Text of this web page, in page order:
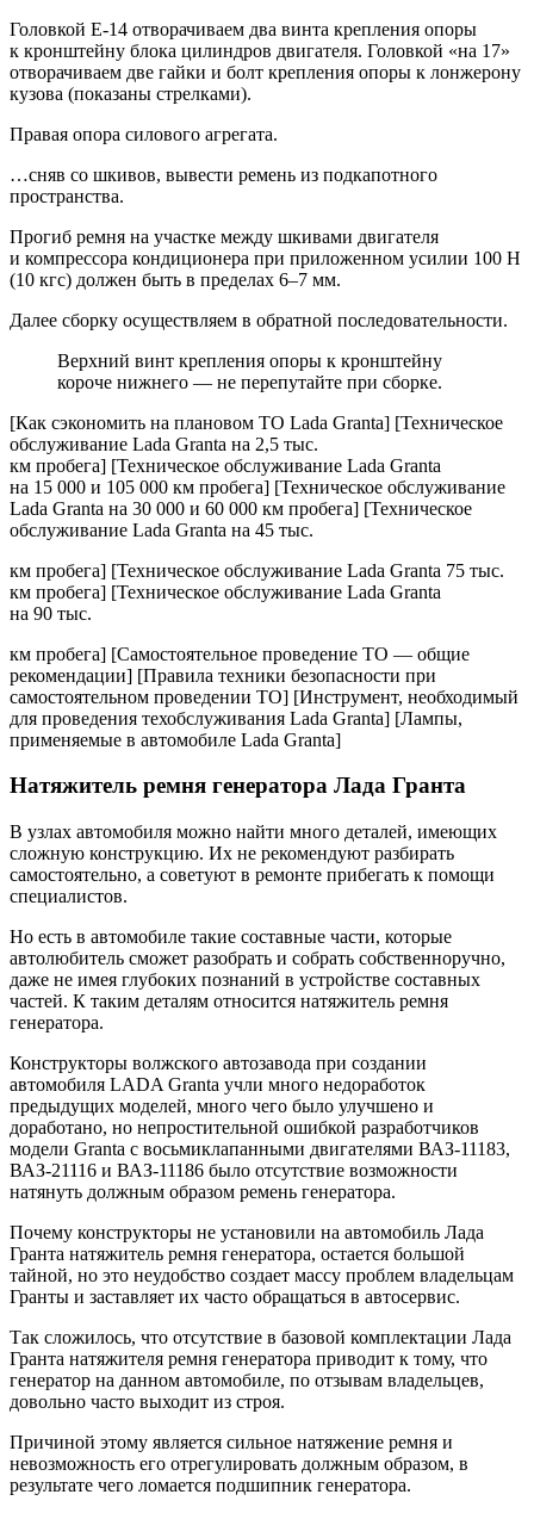
Головкой Е-14 отворачиваем два винта крепления опоры
к кронштейну блока цилиндров двигателя. Головкой «на 17»
отворачиваем две гайки и болт крепления опоры к лонжерону
кузова (показаны стрелками).
Правая опора силового агрегата.
…сняв со шкивов, вывести ремень из подкапотного
пространства.
Прогиб ремня на участке между шкивами двигателя
и компрессора кондиционера при приложенном усилии 100 Н
(10 кгс) должен быть в пределах 6–7 мм.
Далее сборку осуществляем в обратной последовательности.
Верхний винт крепления опоры к кронштейну
короче нижнего — не перепутайте при сборке.
[Как сэкономить на плановом ТО Lada Granta] [Техническое
обслуживание Lada Granta на 2,5 тыс.
км пробега] [Техническое обслуживание Lada Granta
на 15 000 и 105 000 км пробега] [Техническое обслуживание
Lada Granta на 30 000 и 60 000 км пробега] [Техническое
обслуживание Lada Granta на 45 тыс.
км пробега] [Техническое обслуживание Lada Granta 75 тыс.
км пробега] [Техническое обслуживание Lada Granta
на 90 тыс.
км пробега] [Самостоятельное проведение ТО — общие
рекомендации] [Правила техники безопасности при
самостоятельном проведении ТО] [Инструмент, необходимый
для проведения техобслуживания Lada Granta] [Лампы,
применяемые в автомобиле Lada Granta]
Натяжитель ремня генератора Лада Гранта
В узлах автомобиля можно найти много деталей, имеющих
сложную конструкцию. Их не рекомендуют разбирать
самостоятельно, а советуют в ремонте прибегать к помощи
специалистов.
Но есть в автомобиле такие составные части, которые
автолюбитель сможет разобрать и собрать собственноручно,
даже не имея глубоких познаний в устройстве составных
частей. К таким деталям относится натяжитель ремня
генератора.
Конструкторы волжского автозавода при создании
автомобиля LADA Granta учли много недоработок
предыдущих моделей, много чего было улучшено и
доработано, но непростительной ошибкой разработчиков
модели Granta с восьмиклапанными двигателями ВАЗ-11183,
ВАЗ-21116 и ВАЗ-11186 было отсутствие возможности
натянуть должным образом ремень генератора.
Почему конструкторы не установили на автомобиль Лада
Гранта натяжитель ремня генератора, остается большой
тайной, но это неудобство создает массу проблем владельцам
Гранты и заставляет их часто обращаться в автосервис.
Так сложилось, что отсутствие в базовой комплектации Лада
Гранта натяжителя ремня генератора приводит к тому, что
генератор на данном автомобиле, по отзывам владельцев,
довольно часто выходит из строя.
Причиной этому является сильное натяжение ремня и
невозможность его отрегулировать должным образом, в
результате чего ломается подшипник генератора.